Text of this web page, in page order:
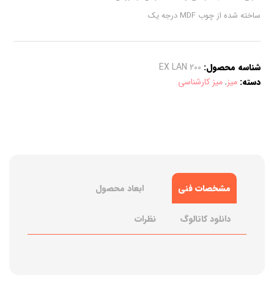
ساخته شده از چوب MDF درجه یک
شناسه محصول: EX LAN 200
دسته: میز,میز کارشناسی
مشخصات فنی ابعاد محصول
دانلود کاتالوگ نظرات